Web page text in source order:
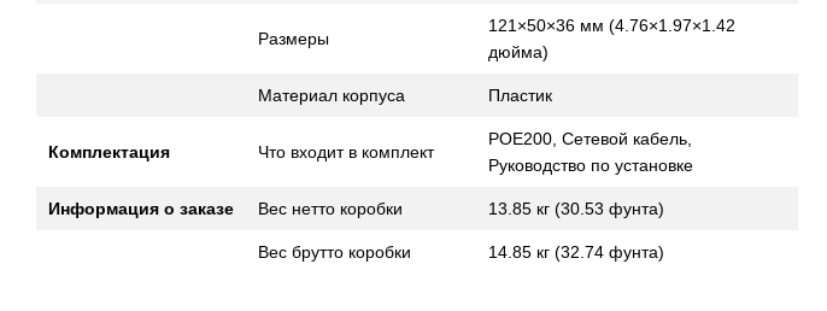
Размеры
121×50×36 мм (4.76×1.97×1.42
дюйма)
Материал корпуса Пластик
Комплектация Что входит в комплект
POE200, Сетевой кабель,
Руководство по установке
Информация о заказе Вес нетто коробки 13.85 кг (30.53 фунта)
Вес брутто коробки 14.85 кг (32.74 фунта)